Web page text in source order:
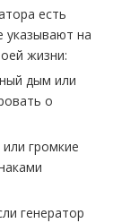
есть
указывают на
жизни:
дым или
о
громкие
генератор